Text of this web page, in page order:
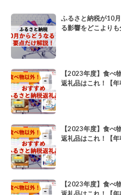
ふるさと納税が10
る影響をどこより
【2023年度】食べ
返礼品はこれ！【
【2023年度】食べ
返礼品はこれ！【年
【2023年度】食べ